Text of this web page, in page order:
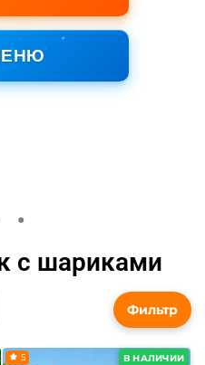
с шариками
В НАЛИЧИИ
5
Фильтр